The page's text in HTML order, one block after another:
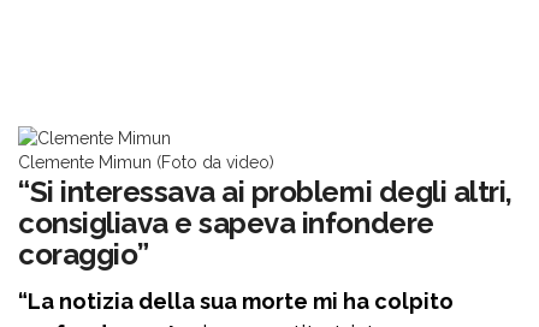
Clemente Mimun (Foto da video)
“Si interessava ai problemi degli altri,
consigliava e sapeva infondere
coraggio”
“La notizia della sua morte mi ha colpito